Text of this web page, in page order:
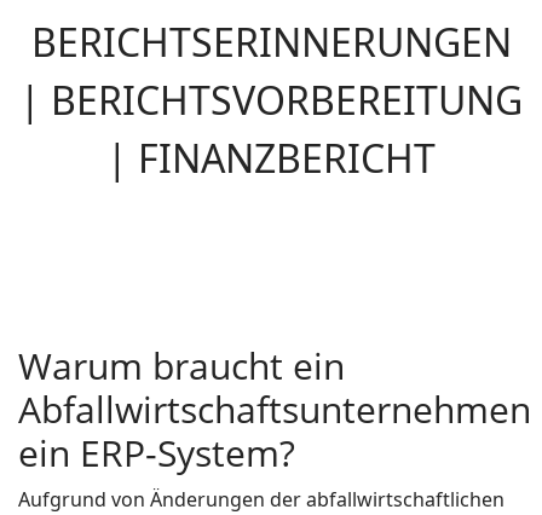
BERICHTSERINNERUNGEN
| BERICHTSVORBEREITUNG
| FINANZBERICHT
Warum braucht ein
Abfallwirtschaftsunternehmen
ein ERP-System?
Aufgrund von Änderungen der abfallwirtschaftlichen